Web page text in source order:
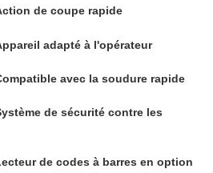
bout à bout
de codes à barres en option